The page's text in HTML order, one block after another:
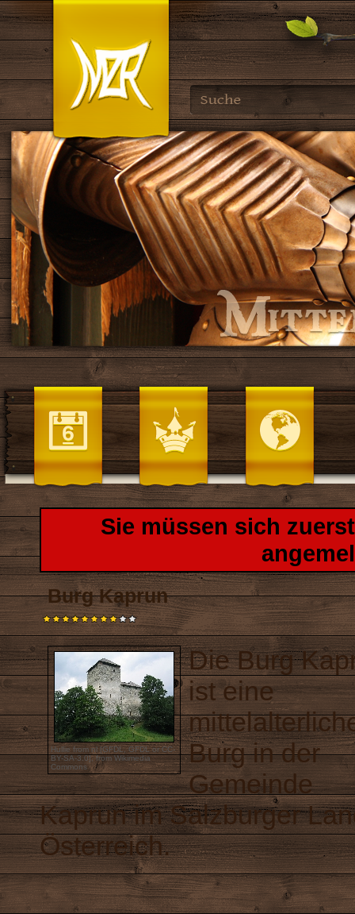
Sie müssen sich
Burg Kaprun
Hullie from nl[GFDL,GFDLorCC-
BY-SA-3.0],from Wikimedia
Commons
Die Burg
ist eine
Burg in der
Gemeinde
Kaprun im Salzburger
Österreich.